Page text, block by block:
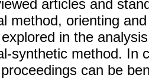
articles and
method, orienting
in the
synthetic method. In
can be